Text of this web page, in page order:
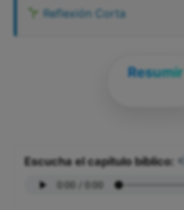
Reflexión Corta
Resumir
Escucha el capítulo bíblico: